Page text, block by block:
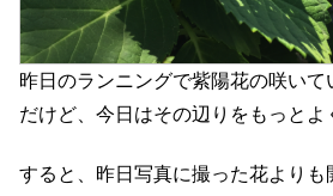
昨日のランニングで紫陽花の咲い
だけど、今日はその辺りをもっとよ
すると、昨日写真に撮った花よりも